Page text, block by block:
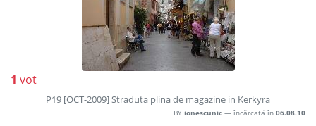
1 vot
P19 [OCT-2009] Straduta plina de magazine in Kerkyra
BY ionescunic — încărcată în 06.08.10